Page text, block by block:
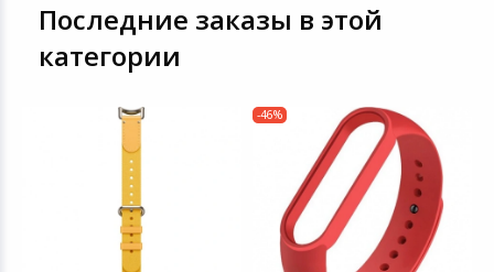
Последние заказы в этой
категории
-46%